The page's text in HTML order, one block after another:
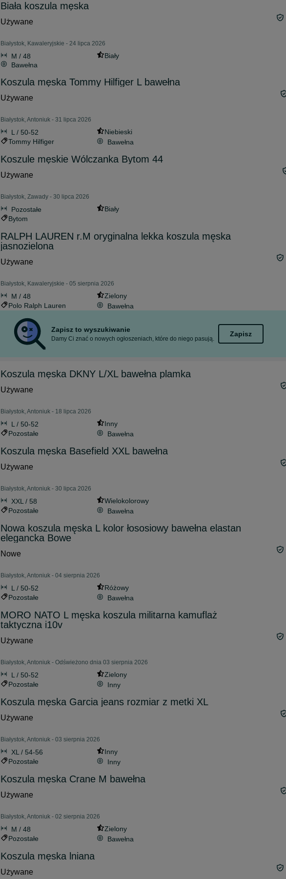
Biała koszula męska
Używane
Białystok, Kawaleryjskie - 24 lipca 2026
M / 48
Biały
Bawełna
Koszula męska Tommy Hilfiger L bawełna
Używane
Białystok, Antoniuk - 31 lipca 2026
L / 50-52
Niebieski
Tommy Hilfiger
Bawełna
Koszule męskie Wólczanka Bytom 44
Używane
Białystok, Zawady - 30 lipca 2026
Pozostałe
Biały
Bytom
RALPH LAUREN r.M oryginalna lekka koszula męska
jasnozielona
Używane
Białystok, Kawaleryjskie - 05 sierpnia 2026
M / 48
Zielony
Polo Ralph Lauren
Bawełna
Zapisz to wyszukiwanie
Damy Ci znać o nowych ogłoszeniach, które do niego pasują.
Zapisz
Koszula męska DKNY L/XL bawełna plamka
Używane
Białystok, Antoniuk - 18 lipca 2026
L / 50-52
Inny
Pozostałe
Bawełna
Koszula męska Basefield XXL bawełna
Używane
Białystok, Antoniuk - 30 lipca 2026
XXL / 58
Wielokolorowy
Pozostałe
Bawełna
Nowa koszula męska L kolor łososiowy bawełna elastan
elegancka Bowe
Nowe
Białystok, Antoniuk - 04 sierpnia 2026
L / 50-52
Różowy
Pozostałe
Bawełna
MORO NATO L męska koszula militarna kamuflaż
taktyczna i10v
Używane
Białystok, Antoniuk - Odświeżono dnia 03 sierpnia 2026
L / 50-52
Zielony
Pozostałe
Inny
Koszula męska Garcia jeans rozmiar z metki XL
Używane
Białystok, Antoniuk - 03 sierpnia 2026
XL / 54-56
Inny
Pozostałe
Inny
Koszula męska Crane M bawełna
Używane
Białystok, Antoniuk - 02 sierpnia 2026
M / 48
Zielony
Pozostałe
Bawełna
Koszula męska lniana
Używane